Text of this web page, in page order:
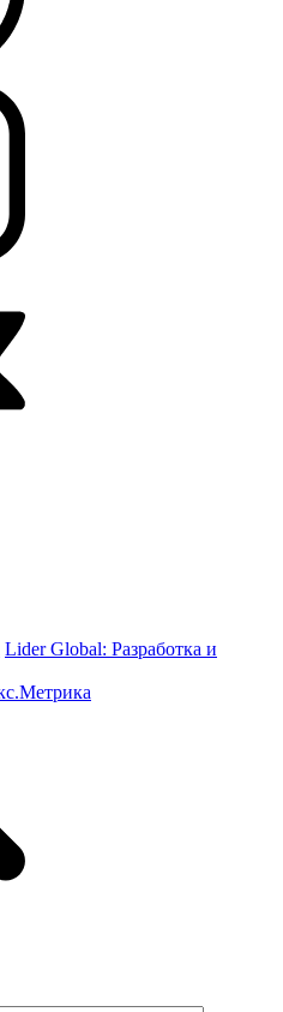
Lider Global: Разработка и